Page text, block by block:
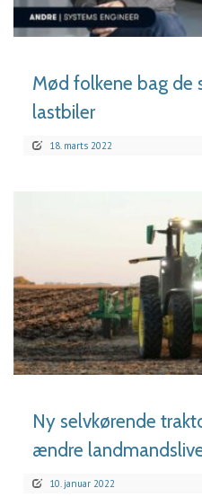
Mød folkene bag de
lastbiler
18. marts 2022
Ny selvkørende
ændre
10. januar 2022